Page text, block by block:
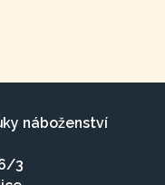
náboženství
3